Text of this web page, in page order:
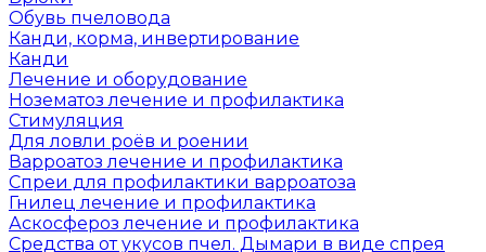
Обувь пчеловода
Канди, корма, инвертирование
Канди
Лечение и оборудование
Нозематоз лечение и профилактика
Стимуляция
Для ловли роёв и роении
Варроатоз лечение и профилактика
Спреи для профилактики варроатоза
Гнилец лечение и профилактика
Аскосфероз лечение и профилактика
Средства от укусов пчел. Дымари в виде спрея